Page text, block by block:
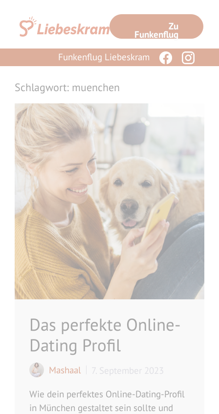
Inhalt
springen
Zu
Funkenflug
Funkenflug Liebeskram
Schlagwort: muenchen
Das perfekte Online-
Dating Profil
Mashaal
7. September 2023
Wie dein perfektes Online-Dating-Profil
in München gestaltet sein sollte und